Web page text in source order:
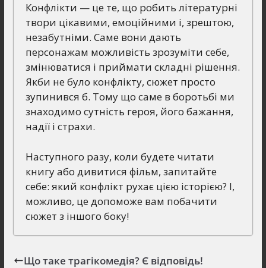
Конфлікти — це те, що робить літературні
твори цікавими, емоційними і, зрештою,
незабутніми. Саме вони дають
персонажам можливість зрозуміти себе,
змінюватися і приймати складні рішення.
Якби не було конфлікту, сюжет просто
зупинився б. Тому що саме в боротьбі ми
знаходимо сутність героя, його бажання,
надії і страхи.
Наступного разу, коли будете читати
книгу або дивитися фільм, запитайте
себе: який конфлікт рухає цією історією? І,
можливо, це допоможе вам побачити
сюжет з іншого боку!
Що таке трагікомедія? Є відповідь!